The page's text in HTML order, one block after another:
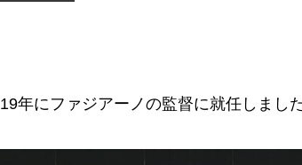
年にファジアーノの監督に就任しました